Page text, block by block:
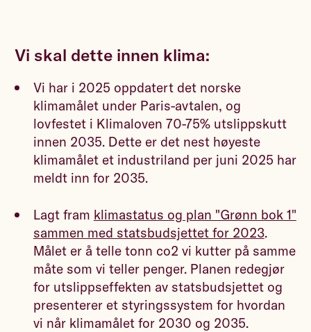
Vi skal dette innen klima:
Vi har i 2025 oppdatert det norske
klimamålet under Paris-avtalen, og
lovfestet i Klimaloven 70-75% utslippskutt
innen 2035. Dette er det nest høyeste
klimamålet et industriland per juni 2025 har
meldt inn for 2035.
Lagt fram klimastatus og plan "Grønn bok 1"
sammen med statsbudsjettet for 2023.
Målet er å telle tonn co2 vi kutter på samme
måte som vi teller penger. Planen redegjør
for utslippseffekten av statsbudsjettet og
presenterer et styringssystem for hvordan
vi når klimamålet for 2030 og 2035.